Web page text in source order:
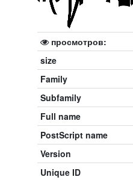
просмотров:
size
Family
Subfamily
Full name
PostScript name
Version
Unique ID